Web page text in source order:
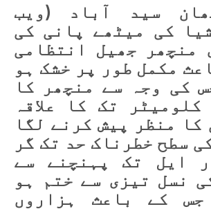
سید آباد (ویب
کی میٹھے پانی کی
منچھر جھیل انتظامی
مکمل طور پر خشک ہو
کی وجہ سے منچھر کا
تقریباً 2 کلومیٹر تک کا علاقہ
کا منظر پیش کرنے لگا
سطح خطرناک حد تک گر
104 آر ایل تک پہنچنے سے
نسل تیزی سے ختم ہو
کے باعث ہزاروں